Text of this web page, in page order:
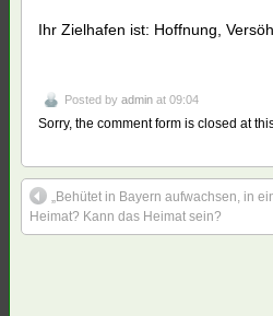
Ihr Zielhafen ist: Hoffnung,
Posted by admin at 09:04
Sorry, the comment form is closed at
„Behütet in Bayern aufwachsen, in
Heimat? Kann das Heimat sein?